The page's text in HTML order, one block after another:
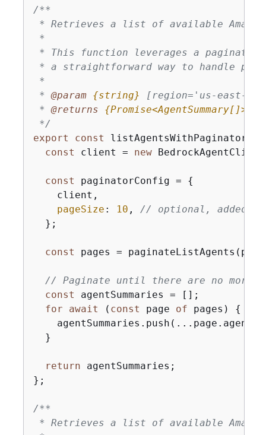
/**
* Retrieves a list of available
*
* This function leverages a
* a straightforward way to handle
*
* @param {string}
[region='us-east-1']
* @returns {Promise<AgentSummary[]>}
*/
export
const listAgentsWithPaginator =
const client = new
const paginatorConfig = {
    client,
pageSize : 10 , // optional, added
  };
const pages =
// Paginate until there are no more
const agentSummaries = [];
for
await ( const page of pages) {
  }
return agentSummaries;
};
/**
* Retrieves a list of available Amazon